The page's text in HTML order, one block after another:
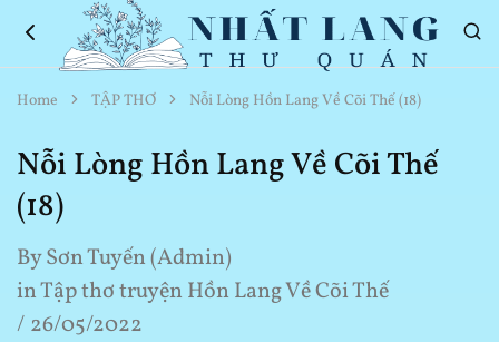
Nhất
Lang
Quán
Thơ
Hay
Cuộc
Sống
Home TẬP THƠ Nỗi Lòng Hồn Lang Về Cõi Thế (18)
Nỗi Lòng Hồn Lang Về Cõi Thế
(18)
BySơn Tuyến (Admin)
inTập thơ truyện Hồn Lang Về Cõi Thế
26/05/2022